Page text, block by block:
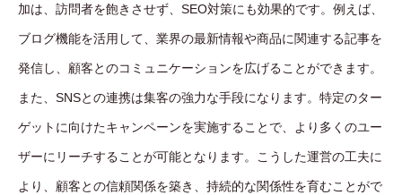
加は、訪問者を飽きさせず、SEO対策にも効果的です。例えば、
ブログ機能を活用して、業界の最新情報や商品に関連する記事を
発信し、顧客とのコミュニケーションを広げることができます。
また、SNSとの連携は集客の強力な手段になります。特定のター
ゲットに向けたキャンペーンを実施することで、より多くのユー
ザーにリーチすることが可能となります。こうした運営の工夫に
より、顧客との信頼関係を築き、持続的な関係性を育むことがで